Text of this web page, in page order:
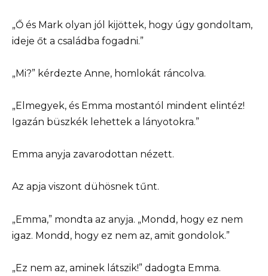
„Ő és Mark olyan jól kijöttek, hogy úgy gondoltam,
ideje őt a családba fogadni.”
„Mi?” kérdezte Anne, homlokát ráncolva.
„Elmegyek, és Emma mostantól mindent elintéz!
Igazán büszkék lehettek a lányotokra.”
Emma anyja zavarodottan nézett.
Az apja viszont dühösnek tűnt.
„Emma,” mondta az anyja. „Mondd, hogy ez nem
igaz. Mondd, hogy ez nem az, amit gondolok.”
„Ez nem az, aminek látszik!” dadogta Emma.